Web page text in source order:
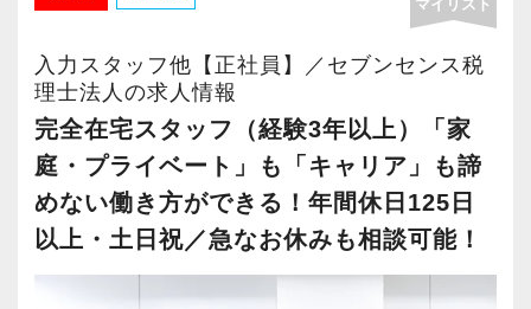
・繁忙期も月30～40h程度
・男性の育休取得率100％
・テレワーク導入済み
・全席デュアルモニタ完備
＜幅広い経験・成長環境＞
・9割が紹介の安定基盤
マイリスト
入力スタッフ他【正社員】／セブンセンス税
理士法人の求人情報
完全在宅スタッフ（経験3年以上）「家
庭・プライベート」も「キャリア」も諦
めない働き方ができる！年間休日125日
以上・土日祝／急なお休みも相談可能！